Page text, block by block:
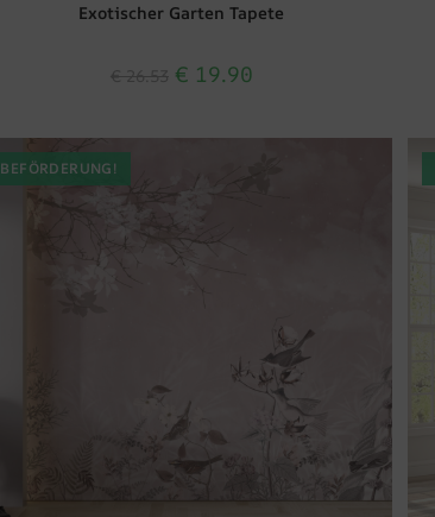
Exotischer Garten Tapete
€ 19.90
BEFÖRDERUNG!